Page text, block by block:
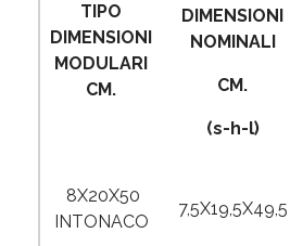
TIPO
DIMENSIONI
MODULARI
CM.
DIMENSIONI
NOMINALI
CM.
(s-h-l)
8X20X50
INTONACO
7,5X19,5X49,5